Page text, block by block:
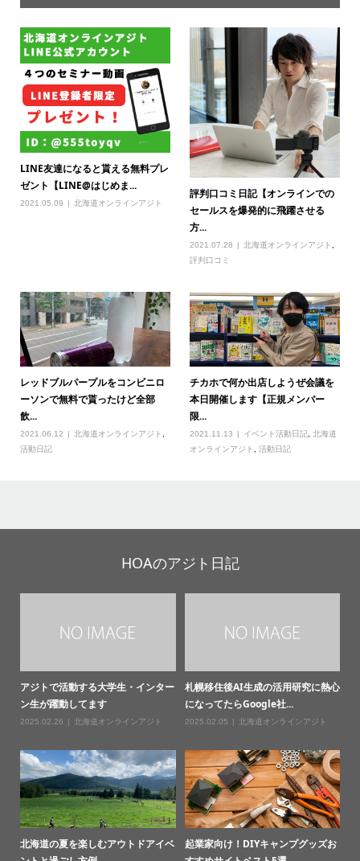
LINE友達になると貰える無料プレ
ゼント【LINE@はじめま...
2021.05.09 北海道オンラインアジト
評判口コミ日記【オンラインでの
セールスを爆発的に飛躍させる
方...
2021.07.28 北海道オンラインアジト
評判口コミ
レッドブルパープルをコンビニロ
ーソンで無料で貰ったけど全部
飲...
2021.06.12 北海道オンラインアジト ,
活動日記
チカホで何か出店しようぜ会議を
本日開催します【正規メンバー
限...
2021.11.13 イベント活動日記,北海道
オンラインアジト ,活動日記
HOAのアジト日記
アジトで活動する大学生・インター
ン生が躍動してます
2025.02.26 北海道オンラインアジト
札幌移住後AI生成の活用研究に熱心
になってたらGoogle社...
2025.02.05 北海道オンラインアジト
北海道の夏を楽しむアウトドアイベ
起業家向け！DIYキャンプグッズお